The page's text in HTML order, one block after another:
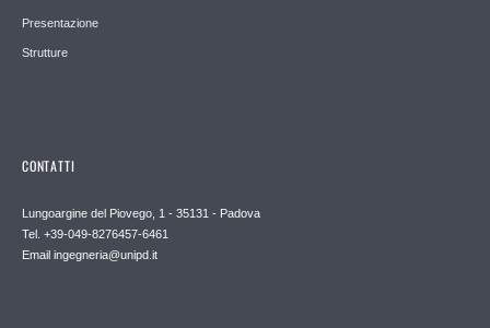
Presentazione
Strutture
CONTATTI
Lungoargine del Piovego, 1 - 35131 - Padova
Tel. +39-049-8276457-6461
Email ingegneria@unipd.it